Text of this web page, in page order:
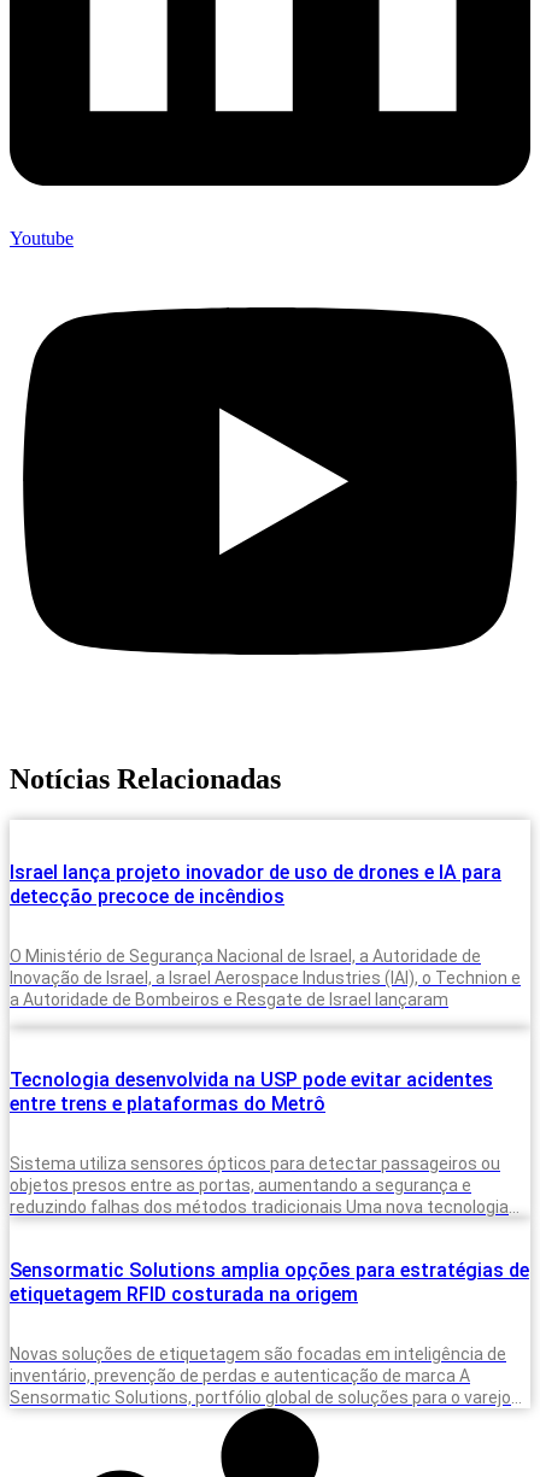
Youtube
Notícias Relacionadas
Israel lança projeto inovador de uso de drones e IA para
detecção precoce de incêndios
O Ministério de Segurança Nacional de Israel, a Autoridade de
Inovação de Israel, a Israel Aerospace Industries (IAI), o Technion e
a Autoridade de Bombeiros e Resgate de Israel lançaram
Tecnologia desenvolvida na USP pode evitar acidentes
entre trens e plataformas do Metrô
Sistema utiliza sensores ópticos para detectar passageiros ou
objetos presos entre as portas, aumentando a segurança e
reduzindo falhas dos métodos tradicionais Uma nova tecnologia
Sensormatic Solutions amplia opções para estratégias de
etiquetagem RFID costurada na origem
Novas soluções de etiquetagem são focadas em inteligência de
inventário, prevenção de perdas e autenticação de marca A
Sensormatic Solutions, portfólio global de soluções para o varejo